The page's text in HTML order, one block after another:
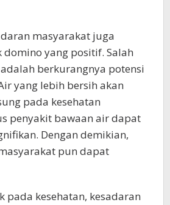
masyarakat juga
domino yang positif. Salah
berkurangnya potensi
yang lebih bersih akan
pada kesehatan
penyakit bawaan air dapat
Dengan demikian,
pun dapat
pada kesehatan, kesadaran